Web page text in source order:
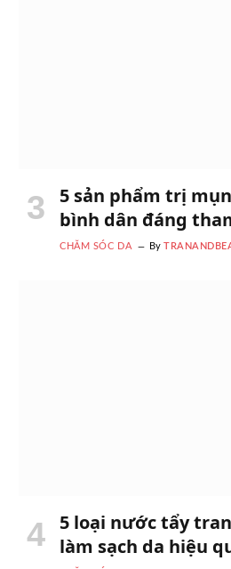
5 sản phẩm trị
bình dân đáng
CHĂM SÓC DA By
5 loại nước tẩy
làm sạch da hiệu